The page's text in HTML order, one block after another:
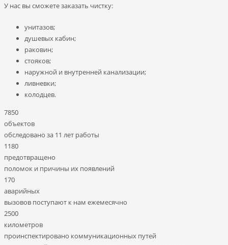
У нас вы сможете заказать чистку:
унитазов;
душевых кабин;
раковин;
стояков;
наружной и внутренней канализации;
ливневки;
колодцев.
7850
объектов
обследовано за 11 лет работы
1180
предотвращено
поломок и причины их появлений
170
аварийных
вызовов поступают к нам ежемесячно
2500
километров
проинспектировано коммуникационных путей